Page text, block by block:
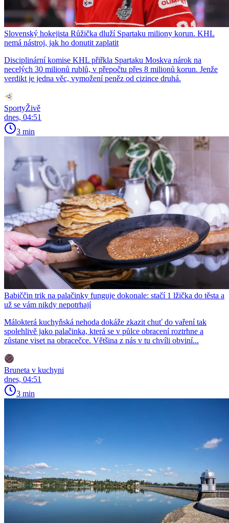
Slovenský hokejista Růžička dluží Spartaku miliony korun. KHL
nemá nástroj, jak ho donutit zaplatit
Disciplinární komise KHL přiřkla Spartaku Moskva nárok na
necelých 30 milionů rublů, v přepočtu přes 8 milionů korun. Jenže
verdikt je jedna věc, vymožení peněz od cizince druhá.
SportyŽivě
dnes, 04:51
3 min
Babiččin trik na palačinky funguje dokonale: stačí 1 lžička do těsta a
už se vám nikdy nepotrhají
Málokterá kuchyňská nehoda dokáže zkazit chuť do vaření tak
spolehlivě jako palačinka, která se v půlce obracení roztrhne a
zůstane viset na obracečce. Většina z nás v tu chvíli obviní...
Bruneta v kuchyni
dnes, 04:51
3 min